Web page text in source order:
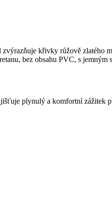
křivky růžově zlatého
bez obsahu PVC, s jemným
plynulý a komfortní zážitek